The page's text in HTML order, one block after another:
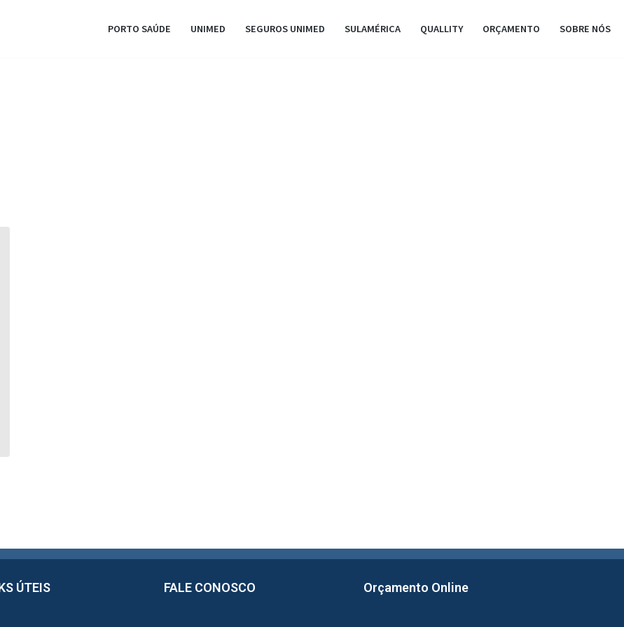
PORTO SAÚDE UNIMED SEGUROS UNIMED SULAMÉRICA QUALLITY ORÇAMENTO SOBRE NÓS
ÚTEIS FALE CONOSCO Orçamento Online